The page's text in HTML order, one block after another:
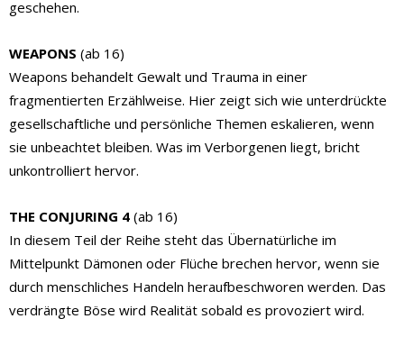
geschehen.
WEAPONS (ab 16)
Weapons behandelt Gewalt und Trauma in einer
fragmentierten Erzählweise. Hier zeigt sich wie unterdrückte
gesellschaftliche und persönliche Themen eskalieren, wenn
sie unbeachtet bleiben. Was im Verborgenen liegt, bricht
unkontrolliert hervor.
THE CONJURING 4 (ab 16)
In diesem Teil der Reihe steht das Übernatürliche im
Mittelpunkt Dämonen oder Flüche brechen hervor, wenn sie
durch menschliches Handeln heraufbeschworen werden. Das
verdrängte Böse wird Realität sobald es provoziert wird.